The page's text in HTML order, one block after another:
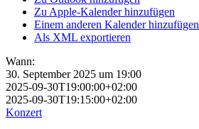
Zu Apple-Kalender hinzufügen
Einem anderen Kalender hinzufügen
Als XML exportieren
Wann:
30. September 2025 um 19:00
2025-09-30T19:00:00+02:00
2025-09-30T19:15:00+02:00
Konzert